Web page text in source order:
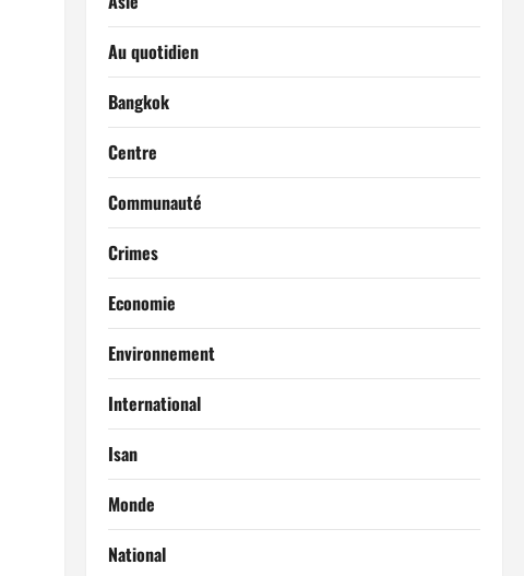
Au quotidien
Bangkok
Centre
Communauté
Crimes
Economie
Environnement
International
Isan
Monde
National